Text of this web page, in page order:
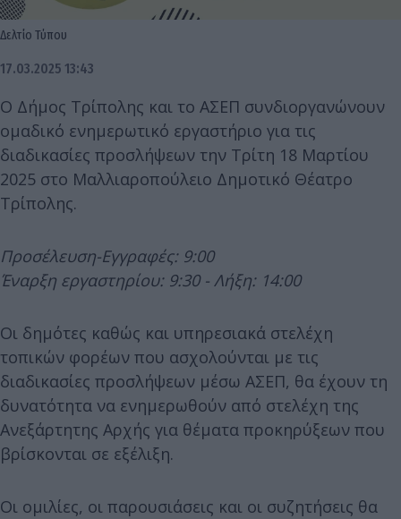
Δελτίο Τύπου
17.03.2025 13:43
Ο Δήμος Τρίπολης και το ΑΣΕΠ συνδιοργανώνουν
ομαδικό ενημερωτικό εργαστήριο για τις
διαδικασίες προσλήψεων την Τρίτη 18 Μαρτίου
2025 στο Μαλλιαροπούλειο Δημοτικό Θέατρο
Τρίπολης.
Προσέλευση-Εγγραφές: 9:00
Έναρξη εργαστηρίου: 9:30 - Λήξη: 14:00
Οι δημότες καθώς και υπηρεσιακά στελέχη
τοπικών φορέων που ασχολούνται με τις
διαδικασίες προσλήψεων μέσω ΑΣΕΠ, θα έχουν τη
δυνατότητα να ενημερωθούν από στελέχη της
Ανεξάρτητης Αρχής για θέματα προκηρύξεων που
βρίσκονται σε εξέλιξη.
Οι ομιλίες, οι παρουσιάσεις και οι συζητήσεις θα